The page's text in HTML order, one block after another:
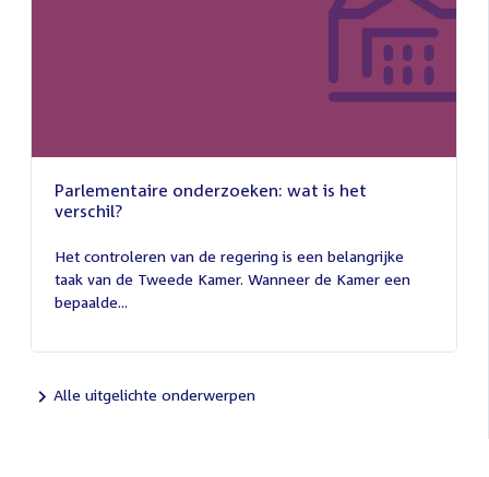
Parlementaire onderzoeken: wat is het
verschil?
juli
2026
Het controleren van de regering is een belangrijke
taak van de Tweede Kamer. Wanneer de Kamer een
bepaalde...
Alle uitgelichte onderwerpen